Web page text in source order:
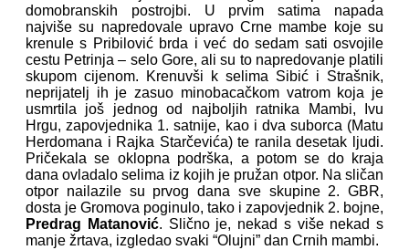
domobranskih postrojbi. U prvim satima napada
najviše su napredovale upravo Crne mambe koje su
krenule s Pribilović brda i već do sedam sati osvojile
cestu Petrinja – selo Gore, ali su to napredovanje platili
skupom cijenom. Krenuvši k selima Sibić i Strašnik,
neprijatelj ih je zasuo minobacačkom vatrom koja je
usmrtila još jednog od najboljih ratnika Mambi, Ivu
Hrgu, zapovjednika 1. satnije, kao i dva suborca (Matu
Herdomana i Rajka Starčevića) te ranila desetak ljudi.
Pričekala se oklopna podrška, a potom se do kraja
dana ovladalo selima iz kojih je pružan otpor. Na sličan
otpor nailazile su prvog dana sve skupine 2. GBR,
dosta je Gromova poginulo, tako i zapovjednik 2. bojne,
Predrag Matanović. Slično je, nekad s više nekad s
manje žrtava, izgledao svaki “Olujni” dan Crnih mambi.